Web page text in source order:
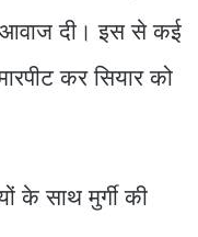
आवाज दी। इस से कई
कर सियार को
के साथ मुर्गी की